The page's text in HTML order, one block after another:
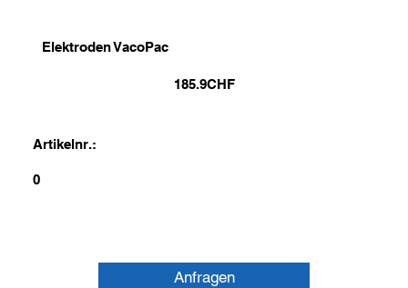
Elektroden VacoPac
185.9CHF
Artikelnr.:
0
Anfragen